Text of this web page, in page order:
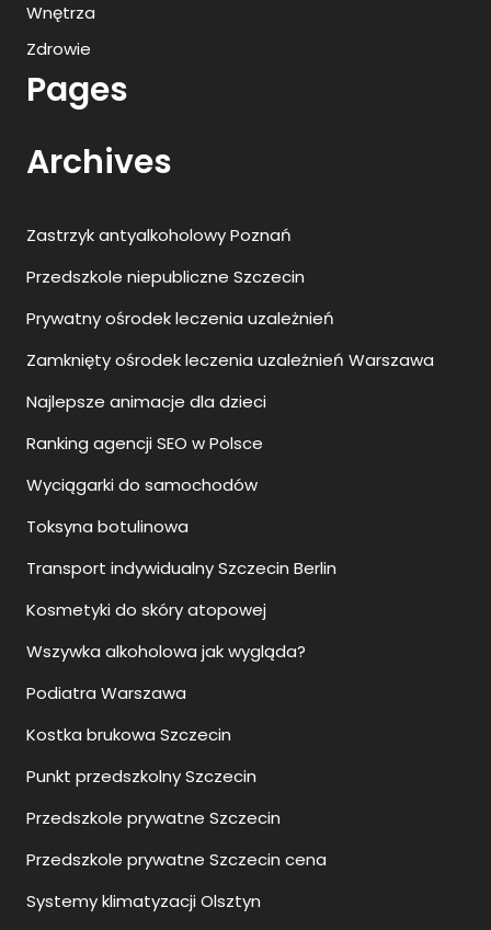
Wnętrza
Zdrowie
Pages
Archives
Zastrzyk antyalkoholowy Poznań
Przedszkole niepubliczne Szczecin
Prywatny ośrodek leczenia uzależnień
Zamknięty ośrodek leczenia uzależnień Warszawa
Najlepsze animacje dla dzieci
Ranking agencji SEO w Polsce
Wyciągarki do samochodów
Toksyna botulinowa
Transport indywidualny Szczecin Berlin
Kosmetyki do skóry atopowej
Wszywka alkoholowa jak wygląda?
Podiatra Warszawa
Kostka brukowa Szczecin
Punkt przedszkolny Szczecin
Przedszkole prywatne Szczecin
Przedszkole prywatne Szczecin cena
Systemy klimatyzacji Olsztyn